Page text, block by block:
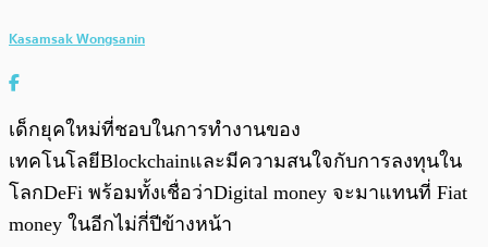
Kasamsak Wongsanin
เด็กยุคใหม่ที่ชอบในการทำงานของ
เทคโนโลยีBlockchainและมีความสนใจกับการลงทุนใน
โลกDeFi พร้อมทั้งเชื่อว่าDigital money จะมาแทนที่ Fiat
money ในอีกไม่กี่ปีข้างหน้า